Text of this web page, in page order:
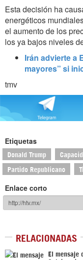
Esta decisión ha
energéticos
el aumento de los
los ya bajos niveles
Irán advierte a
mayores” si
tmv
Etiquetas
Donald Trump
Partido Republicano
Enlace corto
RELACIONADAS
El mensaje